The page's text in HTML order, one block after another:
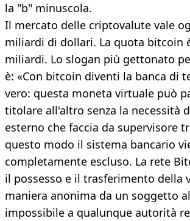
la "b" minuscola.
Il mercato delle criptovalute vale
miliardi di dollari. La quota bitcoin
miliardi. Lo slogan più gettonato
è: «Con bitcoin diventi la banca di
vero: questa moneta virtuale può
titolare all'altro senza la necessità
esterno che faccia da supervisore
questo modo il sistema bancario
completamente escluso. La rete
il possesso e il trasferimento della
maniera anonima da un soggetto
impossibile a qualunque autorità